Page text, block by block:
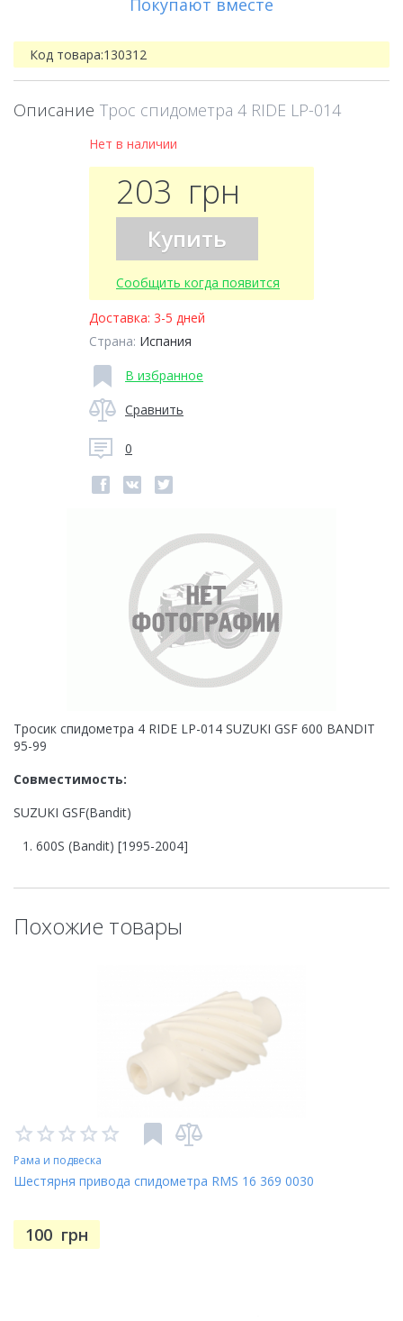
Покупают вместе
Код товара:130312
Описание Трос спидометра 4 RIDE LP-014
Нет в наличии
203 грн
Купить
Сообщить когда появится
Доставка: 3-5 дней
Страна: Испания
В избранное
Сравнить
0
Тросик спидометра 4 RIDE LP-014 SUZUKI GSF 600 BANDIT
95-99
Совместимость:
SUZUKI GSF(Bandit)
600S (Bandit) [1995-2004]
Похожие товары
Рама и подвеска
Шестярня привода спидометра RMS 16 369 0030
100 грн